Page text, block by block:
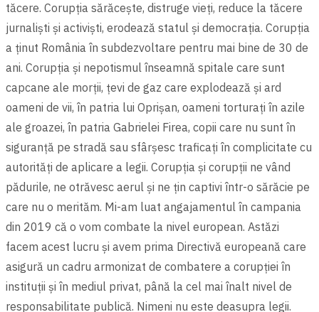
tăcere. Corupția sărăceşte, distruge vieți, reduce la tăcere
jurnalişti şi activişti, erodează statul şi democrația. Corupția
a ținut România în subdezvoltare pentru mai bine de 30 de
ani. Corupția şi nepotismul înseamnă spitale care sunt
capcane ale morții, țevi de gaz care explodează şi ard
oameni de vii, în patria lui Oprişan, oameni torturați în azile
ale groazei, în patria Gabrielei Firea, copii care nu sunt în
siguranță pe stradă sau sfârşesc traficați în complicitate cu
autorități de aplicare a legii. Corupția şi corupții ne vând
pădurile, ne otrăvesc aerul şi ne țin captivi într-o sărăcie pe
care nu o merităm. Mi-am luat angajamentul în campania
din 2019 că o vom combate la nivel european. Astăzi
facem acest lucru şi avem prima Directivă europeană care
asigură un cadru armonizat de combatere a corupției în
instituții şi în mediul privat, până la cel mai înalt nivel de
responsabilitate publică. Nimeni nu este deasupra legii.